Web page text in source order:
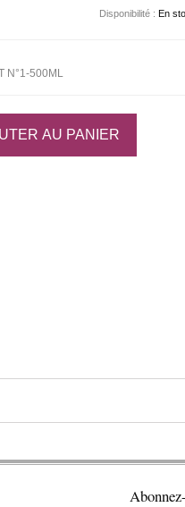
Disponibilité : En
N°1-500ML
AU PANIER